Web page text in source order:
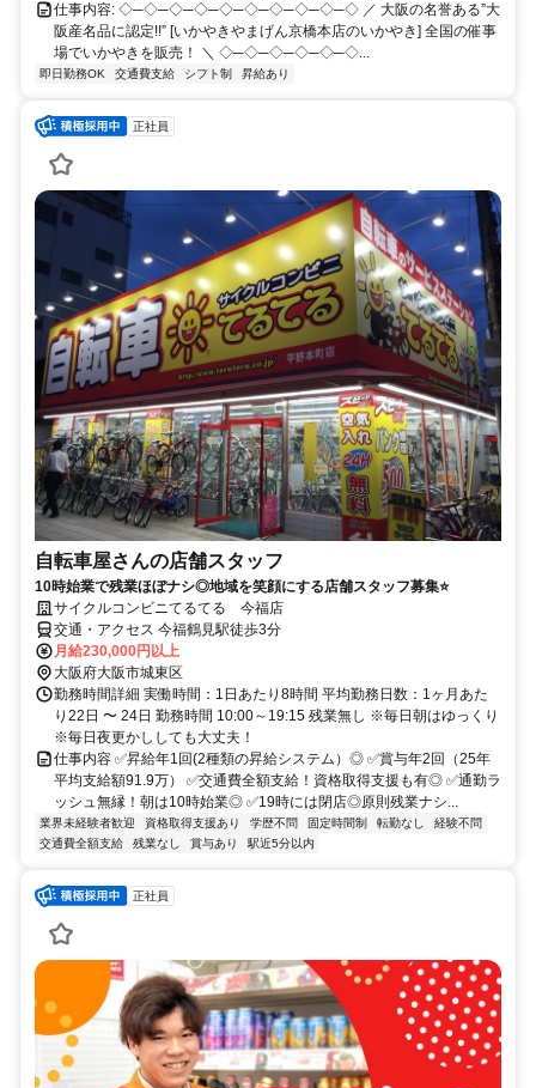
仕事内容: ◇─◇─◇─◇─◇─◇─◇─◇─◇─◇ ／ 大阪の名誉ある”大
阪産名品に認定!!” [いかやきやまげん京橋本店のいかやき] 全国の催事
場でいかやきを販売！ ＼ ◇─◇─◇─◇─◇─◇...
即日勤務OK 交通費支給 シフト制 昇給あり
正社員
自転車屋さんの店舗スタッフ
10時始業で残業ほぼナシ◎地域を笑顔にする店舗スタッフ募集⭐
サイクルコンビニてるてる 今福店
交通・アクセス 今福鶴見駅徒歩3分
月給230,000円以上
大阪府大阪市城東区
勤務時間詳細 実働時間：1日あたり8時間 平均勤務日数：1ヶ月あた
り22日 〜 24日 勤務時間 10:00～19:15 残業無し ※毎日朝はゆっくり
※毎日夜更かししても大丈夫！
仕事内容 ✅昇給年1回(2種類の昇給システム）◎ ✅賞与年2回（25年
平均支給額91.9万） ✅交通費全額支給！資格取得支援も有◎ ✅通勤ラ
ッシュ無縁！朝は10時始業◎ ✅19時には閉店◎原則残業ナシ...
業界未経験者歓迎 資格取得支援あり 学歴不問 固定時間制 転勤なし
経験不問
交通費全額支給
残業なし 賞与あり 駅近5分以内
正社員